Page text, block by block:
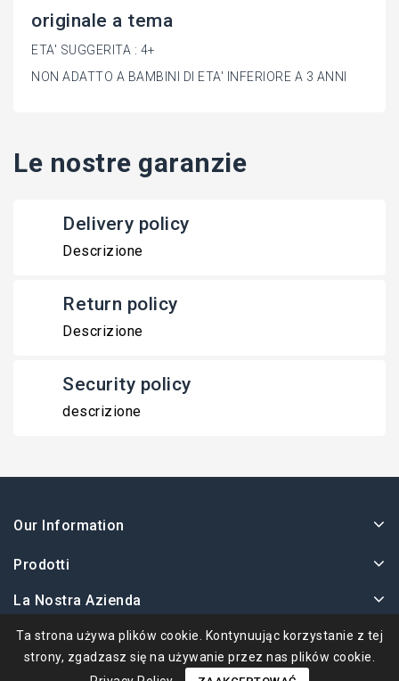
originale a tema
ETA' SUGGERITA : 4+
NON ADATTO A BAMBINI DI ETA' INFERIORE A 3 ANNI
Le nostre garanzie
Delivery policy
Descrizione
Return policy
Descrizione
Security policy
descrizione
Our Information
Prodotti
La Nostra Azienda
Twoje Konto
Ta strona używa plików cookie. Kontynuując korzystanie z tej
strony, zgadzasz się na używanie przez nas plików cookie.